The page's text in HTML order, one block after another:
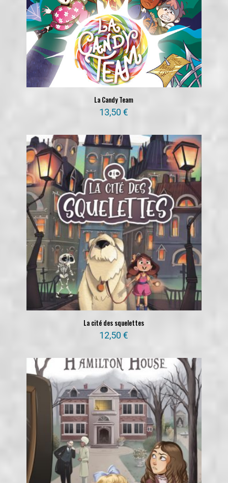
La Candy Team
13,50€
La cité des squelettes
12,50€